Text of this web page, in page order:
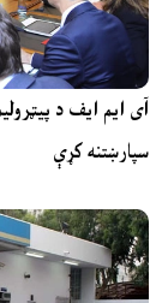
سپارښتنه کړې